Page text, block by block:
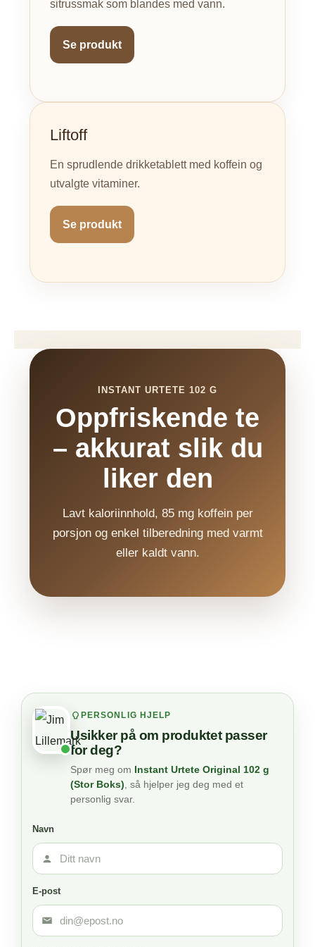
sitrussmak som blandes med vann.
Se produkt
Liftoff
En sprudlende drikketablett med koffein og
utvalgte vitaminer.
Se produkt
INSTANT URTETE 102 G
Oppfriskende te
– akkurat slik du
liker den
Lavt kaloriinnhold, 85 mg koffein per
porsjon og enkel tilberedning med varmt
eller kaldt vann.
PERSONLIG HJELP
Usikker på om produktet passer
for deg?
Spør meg om Instant Urtete Original 102 g
(Stor Boks) , så hjelper jeg deg med et
personlig svar.
Navn
E-post